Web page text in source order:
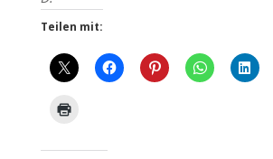
Teilen mit: